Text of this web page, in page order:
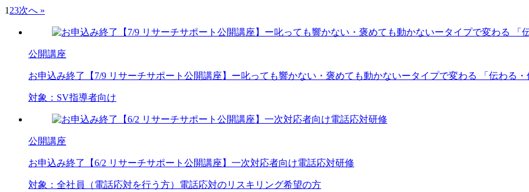
1 23次へ »
公開講座
お申込み終了 【7/9 リサーチサポート公開講座】ー叱っても響かない・褒めても動かないータイプで変わる 「伝わる
対象： SV指導者向け
公開講座
お申込み終了 【6/2 リサーチサポート公開講座】一次対応者向け電話応対研修
対象： 全社員（電話応対を行う方） 電話応対のリスキリング希望の方